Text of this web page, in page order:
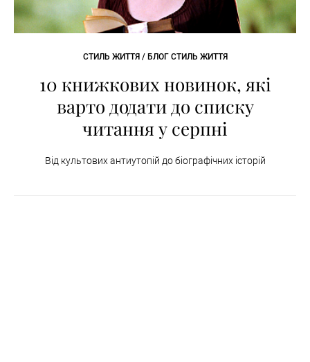
СТИЛЬ ЖИТТЯ / БЛОГ СТИЛЬ ЖИТТЯ
10 книжкових новинок, які
варто додати до списку
читання у серпні
Від культових антиутопій до біографічних історій